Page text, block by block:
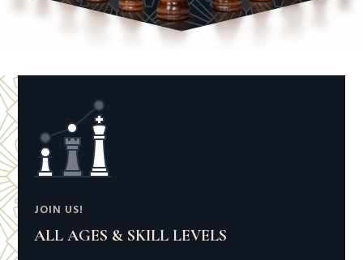
JOIN US!
ALL AGES & SKILL LEVELS